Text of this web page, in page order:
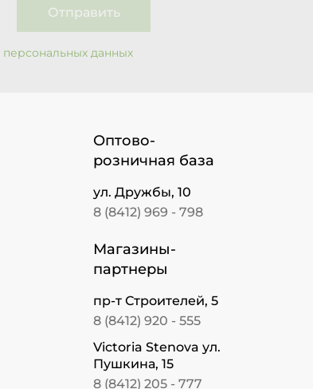
Отправить
персональных данных
Оптово-
розничная база
ул. Дружбы, 10
8 (8412) 969 - 798
Магазины-
партнеры
пр-т Строителей, 5
8 (8412) 920 - 555
Victoria Stenova ул.
Пушкина, 15
8 (8412) 205 - 777